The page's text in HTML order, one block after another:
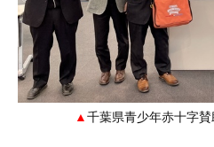
千葉県青少年赤十字